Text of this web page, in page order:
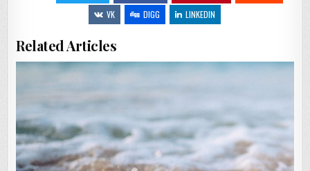
VK
DIGG LINKEDIN
Related Articles